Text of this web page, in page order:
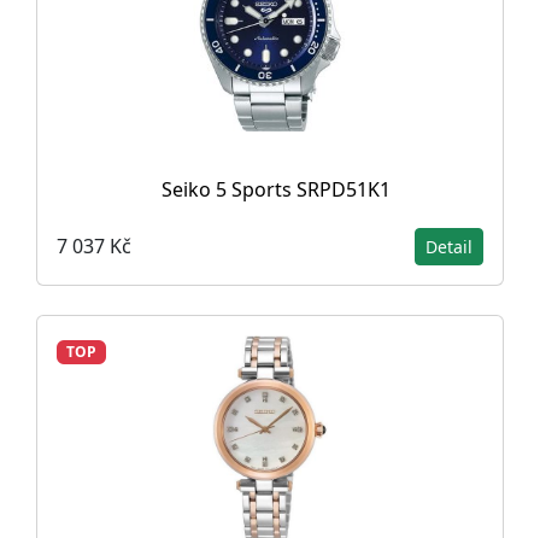
Seiko 5 Sports SRPD51K1
7 037 Kč Detail
TOP